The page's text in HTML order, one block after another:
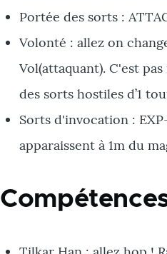
Portée des sorts :
Volonté : allez on
Vol(attaquant). C'est
des sorts hostiles d’1
Sorts d'invocation :
apparaissent à 1m du